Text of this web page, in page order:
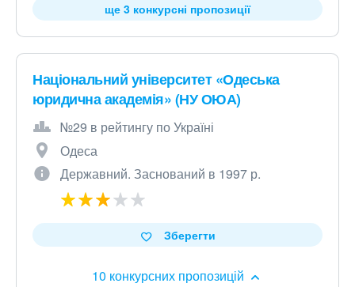
ще 3 конкурсні пропозиції
Національний університет «Одеська
юридична академія» (НУ ОЮА)
№29 в рейтингу по Україні
Одеса
Державний. Заснований в 1997 р.
10 конкурсних пропозицій
Зберегти